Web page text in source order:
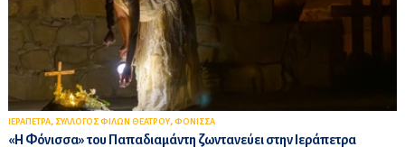
ΙΕΡΑΠΕΤΡΑ, ΣΥΛΛΟΓΟΣ ΦΙΛΩΝ ΘΕΑΤΡΟΥ, ΦΟΝΙΣΣΑ
«Η Φόνισσα» του Παπαδιαμάντη ζωντανεύει στην Ιεράπετρα